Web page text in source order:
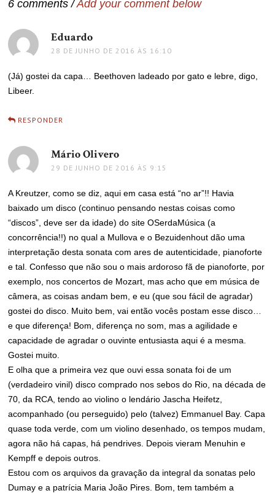
6 comments /Add your comment below
Eduardo
28 DE JUNHO DE 2016 ÀS 16:10
(Já) gostei da capa… Beethoven ladeado por gato e lebre, digo,
Libeer.
RESPONDER
Mário Olivero
29 DE JUNHO DE 2016 ÀS 9:15
A Kreutzer, como se diz, aqui em casa está “no ar”!! Havia
baixado um disco (continuo pensando nestas coisas como
“discos”, deve ser da idade) do site OSerdaMúsica (a
concorrência!!) no qual a Mullova e o Bezuidenhout dão uma
interpretação desta sonata com ares de autenticidade, pianoforte
e tal. Confesso que não sou o mais ardoroso fã de pianoforte, por
exemplo, nos concertos de Mozart, mas acho que em música de
câmera, as coisas andam bem, e eu (que sou fácil de agradar)
gostei do disco. Muito bem, vai então vocês postam esse disco…
e que diferença! Bom, diferença no som, mas a agilidade e
capacidade de agradar o ouvinte entusiasta aqui é a mesma.
Gostei muito.
E olha que a primeira vez que ouvi essa sonata foi de um
(verdadeiro vinil) disco comprado nos sebos do Rio, na década de
70, da RCA, tendo ao violino o lendário Jascha Heifetz,
acompanhado (ou perseguido) pelo (talvez) Emmanuel Bay. Capa
quase toda verde, com um violino desenhado, os tempos mudam,
agora não há capas, há pendrives. Depois vieram Menuhin e
Kempff e depois outros.
Estou com os arquivos da gravação da integral da sonatas pelo
Dumay e a patrícia Maria João Pires. Bom, tem também a